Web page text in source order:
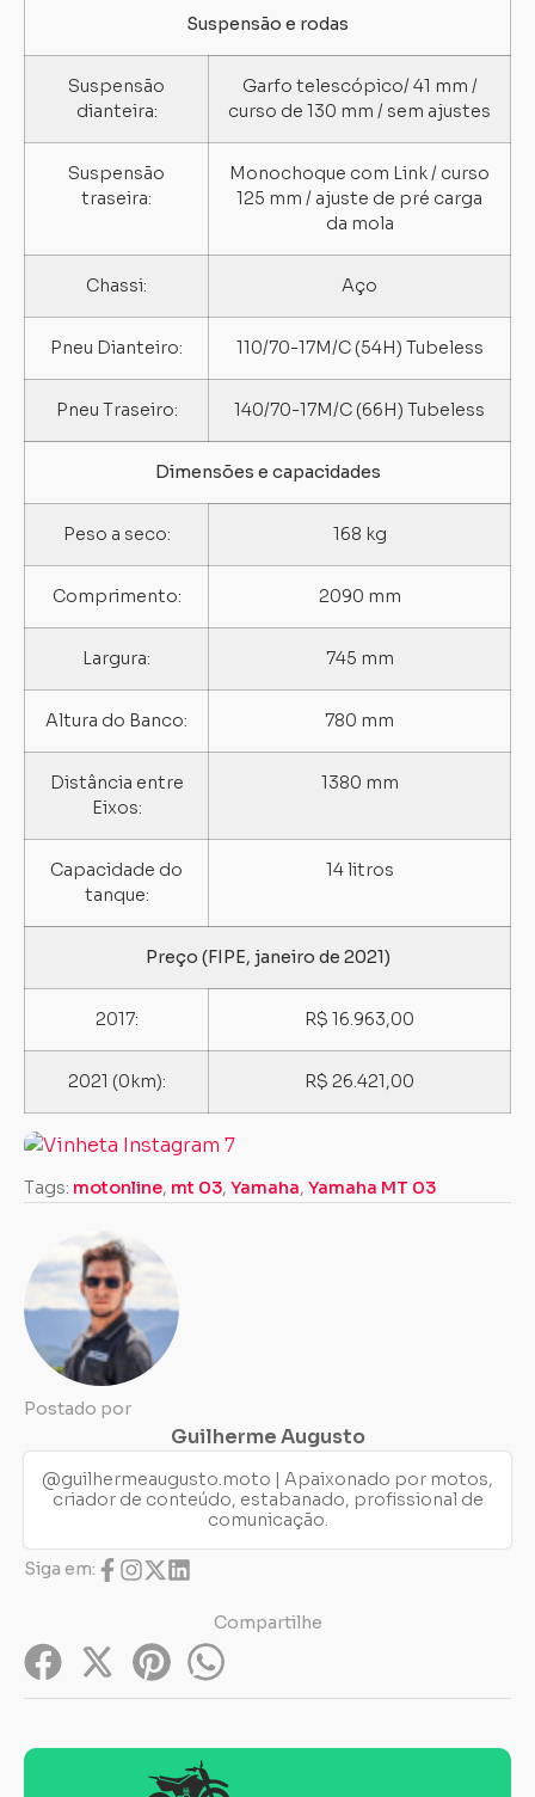
Suspensão e rodas
Suspensão
dianteira:
Garfo telescópico/ 41 mm /
curso de 130 mm / sem ajustes
Suspensão
traseira:
Monochoque com Link / curso
125 mm / ajuste de pré carga
da mola
Chassi: Aço
Pneu Dianteiro: 110/70-17M/C (54H) Tubeless
Pneu Traseiro: 140/70-17M/C (66H) Tubeless
Dimensões e capacidades
Peso a seco: 168 kg
Comprimento: 2090 mm
Largura: 745 mm
Altura do Banco: 780 mm
Distância entre
Eixos:
1380 mm
Capacidade do
tanque:
14 litros
Preço (FIPE, janeiro de 2021)
2017: R$ 16.963,00
2021 (0km): R$ 26.421,00
Tags: motonline, mt 03, Yamaha, Yamaha MT 03
Postado por
Guilherme Augusto
@guilhermeaugusto.moto | Apaixonado por motos,
criador de conteúdo, estabanado, profissional de
comunicação.
Siga em:
Compartilhe